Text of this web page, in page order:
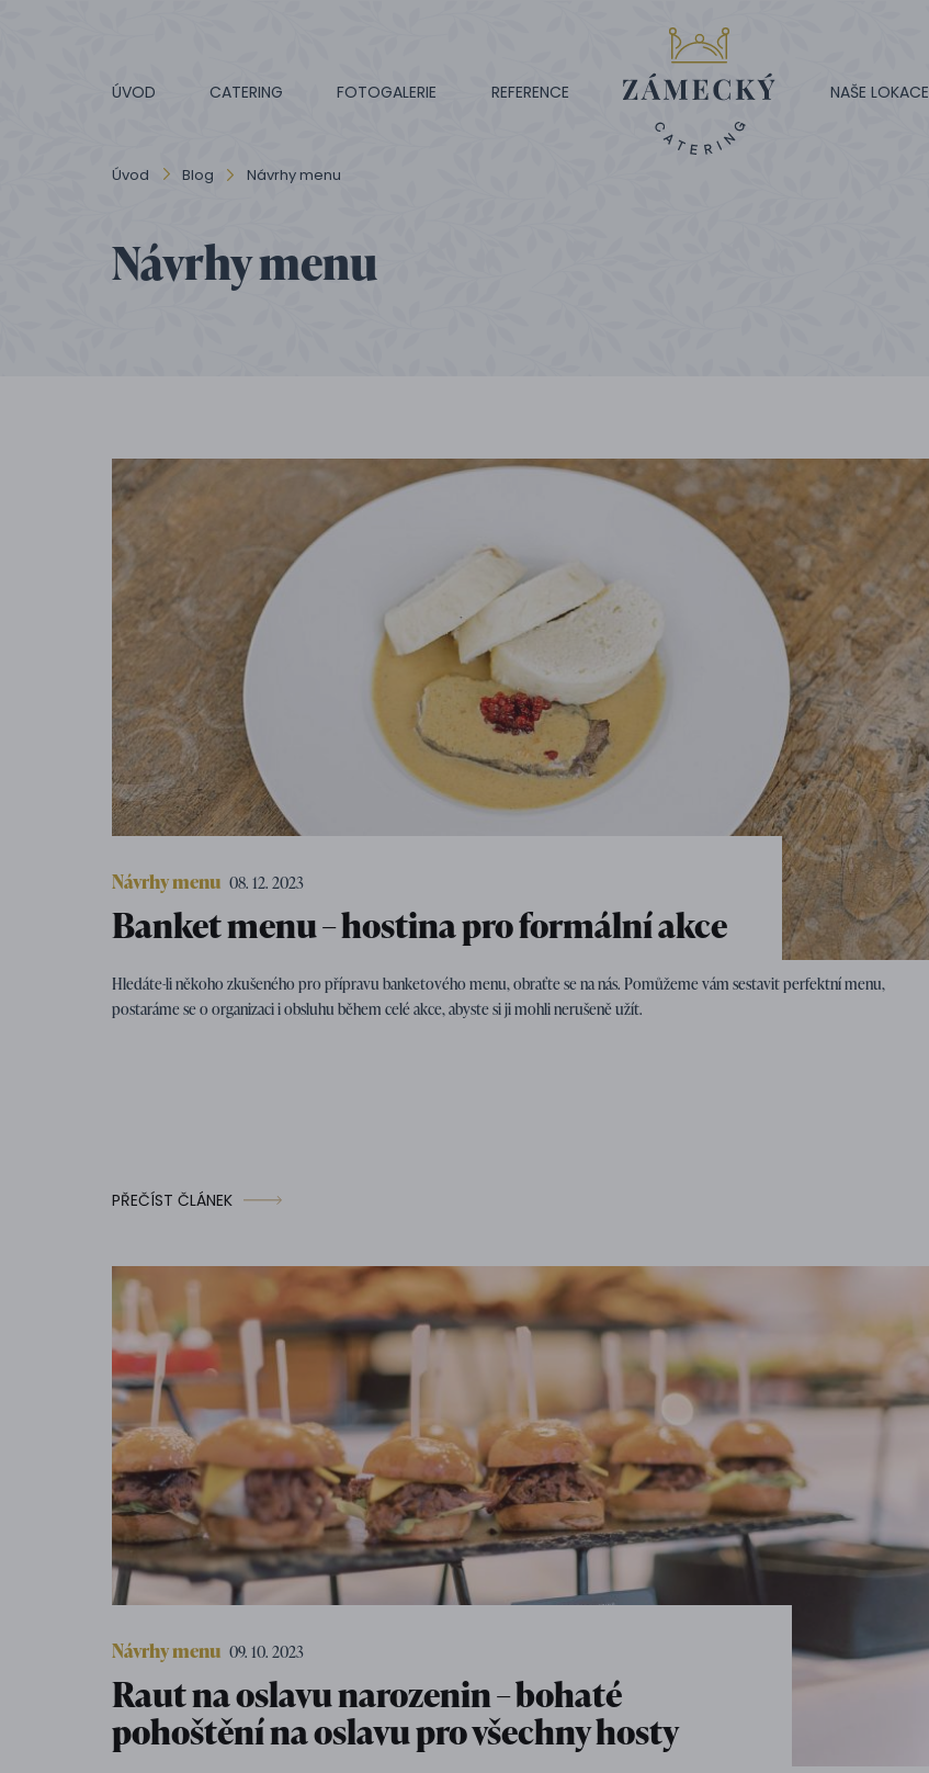
ÚVOD CATERING FOTOGALERIE REFERENCE NAŠE LOKACE
Úvod Blog Návrhy menu
Návrhy menu
Návrhy menu 08. 12. 2023
Banket menu – hostina pro formální akce
Hledáte-li někoho zkušeného pro přípravu banketového menu, obraťte se na nás. Pomůžeme vám sestavit perfektní menu,
postaráme se o organizaci i obsluhu během celé akce, abyste si ji mohli nerušeně užít.
PŘEČÍST ČLÁNEK
Návrhy menu 09. 10. 2023
Raut na oslavu narozenin – bohaté
pohoštění na oslavu pro všechny hosty